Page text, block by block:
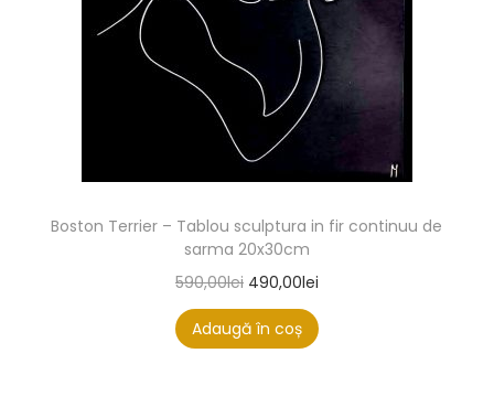
Boston Terrier – Tablou sculptura in fir continuu de
sarma 20x30cm
590,00lei 490,00lei
Adaugă în coș